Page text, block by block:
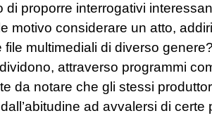
proporre interrogativi
motivo considerare un atto,
multimediali di diverso
attraverso programmi
da notare che gli stessi
ad avvalersi di certe